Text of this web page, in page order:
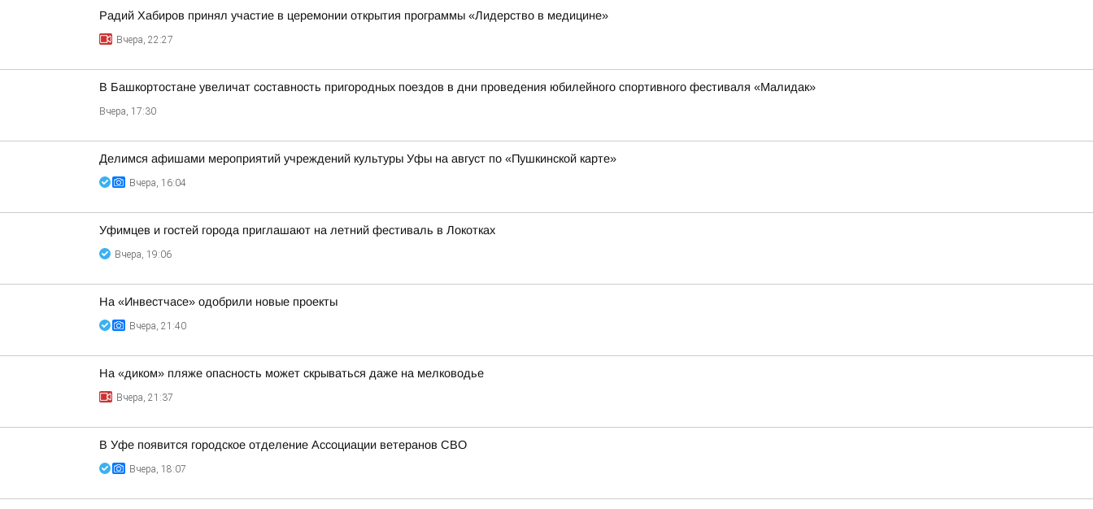
Радий Хабиров принял участие в церемонии открытия программы «Лидерство в медицине»
Вчера, 22:27
В Башкортостане увеличат составность пригородных поездов в дни проведения юбилейного спортивного фестиваля «Малидак»
Вчера, 17:30
Делимся афишами мероприятий учреждений культуры Уфы на август по «Пушкинской карте»
Вчера, 16:04
Уфимцев и гостей города приглашают на летний фестиваль в Локотках
Вчера, 19:06
На «Инвестчасе» одобрили новые проекты
Вчера, 21:40
На «диком» пляже опасность может скрываться даже на мелководье
Вчера, 21:37
В Уфе появится городское отделение Ассоциации ветеранов СВО
Вчера, 18:07